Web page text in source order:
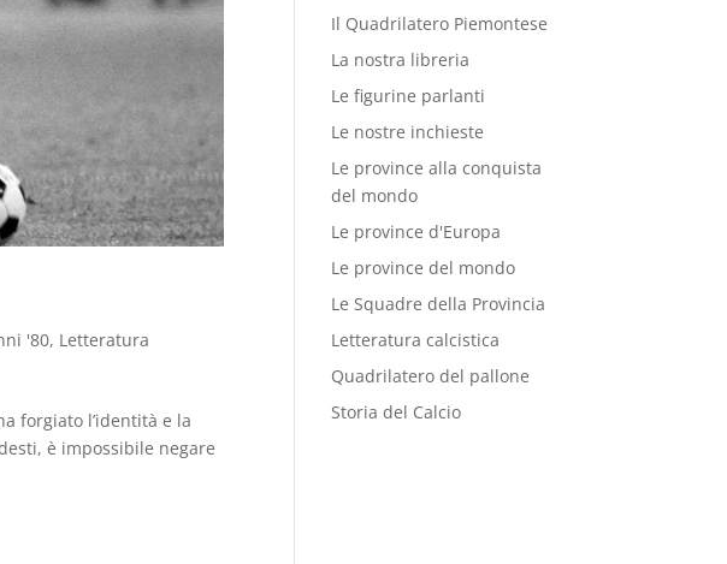
'80, Letteratura
forgiato l’identità e la
è impossibile negare
Il Quadrilatero Piemontese
La nostra libreria
Le figurine parlanti
Le nostre inchieste
Le province alla conquista
del mondo
Le province d'Europa
Le province del mondo
Le Squadre della Provincia
Letteratura calcistica
Quadrilatero del pallone
Storia del Calcio